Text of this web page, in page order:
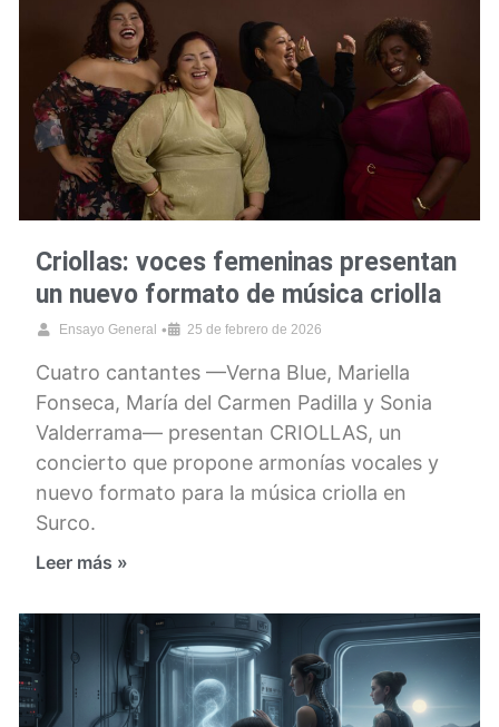
Criollas: voces femeninas presentan
un nuevo formato de música criolla
Ensayo General • 25 de febrero de 2026
Cuatro cantantes —Verna Blue, Mariella
Fonseca, María del Carmen Padilla y Sonia
Valderrama— presentan CRIOLLAS, un
concierto que propone armonías vocales y
nuevo formato para la música criolla en
Surco.
Leer más »